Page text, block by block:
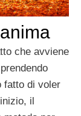
che avviene
fatto di voler
il